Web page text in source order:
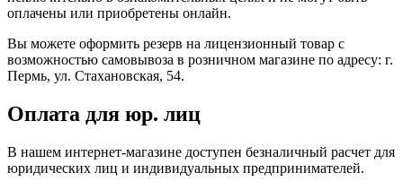
оплачены или приобретены онлайн.
Вы можете оформить резерв на лицензионный товар с
возможностью самовывоза в розничном магазине по адресу: г.
Пермь, ул. Стахановская, 54.
Оплата для юр. лиц
В нашем интернет-магазине доступен безналичный расчет для
юридических лиц и индивидуальных предпринимателей.